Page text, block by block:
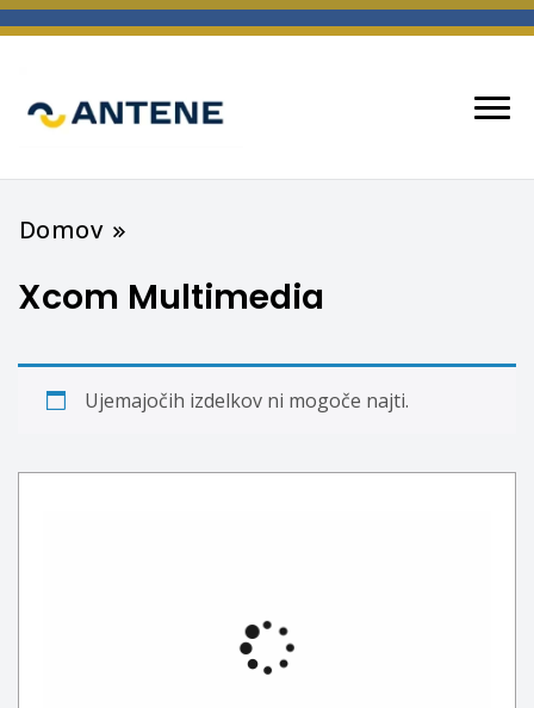
Domov
Xcom Multimedia
Ujemajočih izdelkov ni mogoče najti.